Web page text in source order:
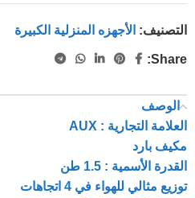
التصنيف: الأجهزه المنزلية الكبيرة
Share:
الوصف
العلامة التجارية : AUX
مكيف بارد
القدرة الأسمية : 1.5 طن
توزيع مثالي للهواء في 4 اتجاهات